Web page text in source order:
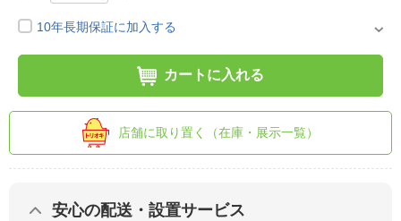
10年長期保証に加入する
カートに入れる
店舗に取り置く（在庫・展示一覧）
安心の配送・設置サービス